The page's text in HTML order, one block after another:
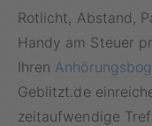
Rotlicht, Abstand,
Handy am Steuer
Ihren
Geblitzt.de
zeitaufwendige